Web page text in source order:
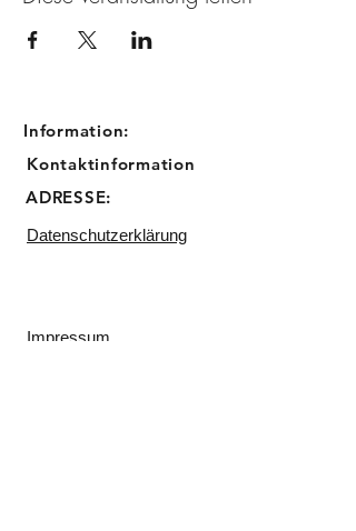
Information:
Kontaktinformation
ADRESSE:
Datenschutzerklärung
Impressum